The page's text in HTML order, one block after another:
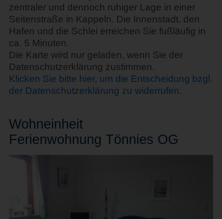
zentraler und dennoch ruhiger Lage in einer
Seitenstraße in Kappeln. Die Innenstadt, den
Hafen und die Schlei erreichen Sie fußläufig in
ca. 5 Minuten.
Die Karte wird nur geladen, wenn Sie der
Datenschutzerklärung zustimmen.
Klicken Sie bitte hier, um die Entscheidung bzgl.
der Datenschutzerklärung zu widerrufen.
Wohneinheit
Ferienwohnung Tönnies OG